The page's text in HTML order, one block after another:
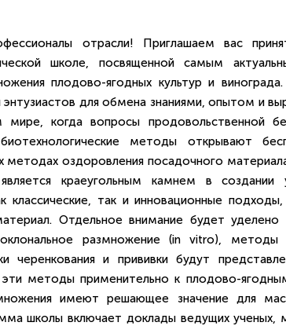
отрасли! Приглашаем вас
школе, посвященной самым
плодово-ягодных культур и
для обмена знаниями, опытом и
когда вопросы продовольственной
методы открывают
оздоровления посадочного
краеугольным камнем в создании
так и инновационные
Отдельное внимание будет
размножение (in vitro), методы
черенкования и прививки будут
методы применительно к плодово-
имеют решающее значение для
школы включает доклады ведущих ученых,